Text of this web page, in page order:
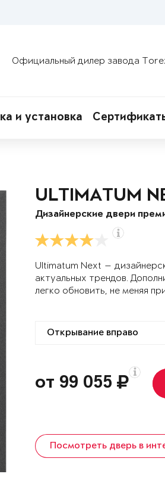
Официальный дилер завода
и установка
ULTIMATUM
Дизайнерские двери
Ultimatum Next —
актуальных трендов.
легко обновить, не меняя
от 99 055
Посмотреть дверь в